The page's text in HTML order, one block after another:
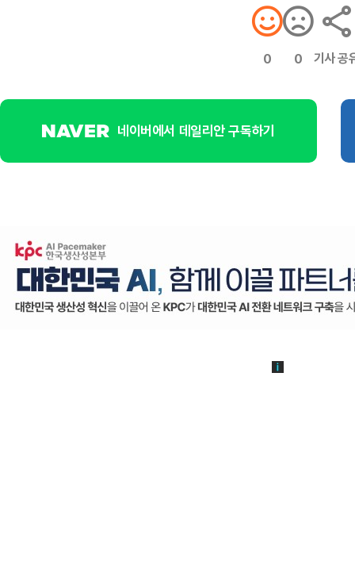
0 0 기사 공
네이버에서 데일리안 구독하기